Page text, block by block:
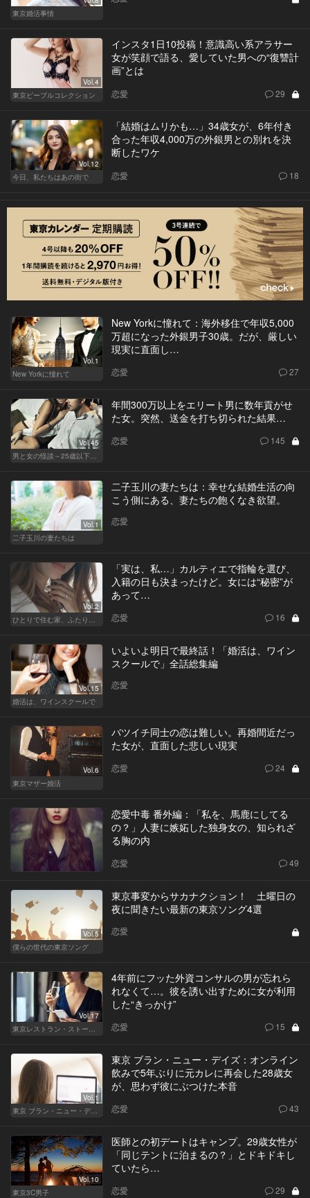
東京婚活事情
Vol.4
東京ピープルコレクション
インスタ1日10投稿！意識高い系アラサー
女が笑顔で語る、愛していた男への“復讐計
画”とは
恋愛 29
Vol.12
今日、私たちはあの街で
「結婚はムリかも…」34歳女が、6年付き
合った年収4,000万の外銀男との別れを決
断したワケ
恋愛 18
Vol.1
New Yorkに憧れて
New Yorkに憧れて：海外移住で年収5,000
万超になった外銀男子30歳。だが、厳しい
現実に直面し…
恋愛 27
Vol.45
男と女の怪談～25歳以下閲覧禁止～
年間300万以上をエリート男に数年貢がせ
た女。突然、送金を打ち切られた結果…
恋愛 145
Vol.1
二子玉川の妻たちは
二子玉川の妻たちは：幸せな結婚生活の向
こう側にある、妻たちの飽くなき欲望。
恋愛
Vol.2
ひとりで住む家、ふたりで棲む家
「実は、私…」カルティエで指輪を選び、
入籍の日も決まったけど。女には“秘密”が
あって…
恋愛 16
Vol.15
婚活は、ワインスクールで
いよいよ明日で最終話！「婚活は、ワイン
スクールで」全話総集編
恋愛
Vol.6
東京マザー婚活
バツイチ同士の恋は難しい。再婚間近だっ
た女が、直面した悲しい現実
恋愛 24
恋愛中毒 番外編：「私を、馬鹿にしてる
の？」人妻に嫉妬した独身女の、知られざ
る胸の内
恋愛 49
Vol.5
僕らの世代の東京ソング
東京事変からサカナクション！ 土曜日の
夜に聞きたい最新の東京ソング4選
恋愛
Vol.17
4年前にフッた外資コンサルの男が忘れら
れなくて…。彼を誘い出すために女が利用
した“きっかけ”
恋愛 15
Vol.1
東京 ブラン・ニュー・デイズ：オンライン
飲みで5年ぶりに元カレに再会した28歳女
が、思わず彼にぶつけた本音
恋愛 43
Vol.10
東京3C男子
医師との初デートはキャンプ。29歳女性が
「同じテントに泊まるの？」とドキドキし
ていたら…
恋愛 29